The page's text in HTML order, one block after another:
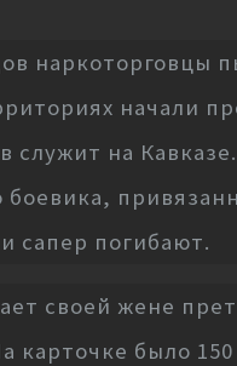
наркоторговцы
начали
служит на
боевика,
сапер погибают.
своей жене
карточке было